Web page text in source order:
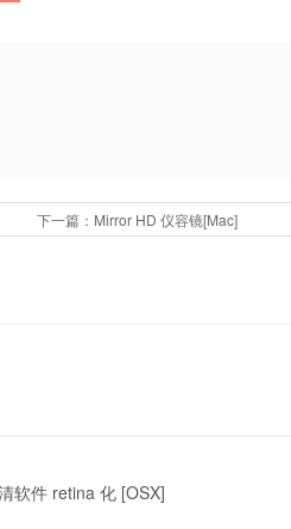
下一篇：Mirror HD 仪容镜[Mac]
软件 retina 化 [OSX]